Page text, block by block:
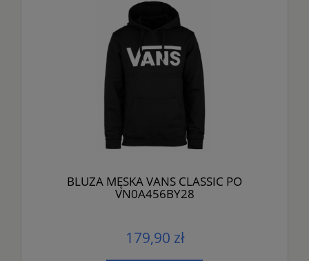
BLUZA MĘSKA VANS CLASSIC PO
VN0A456BY28
179,90 zł